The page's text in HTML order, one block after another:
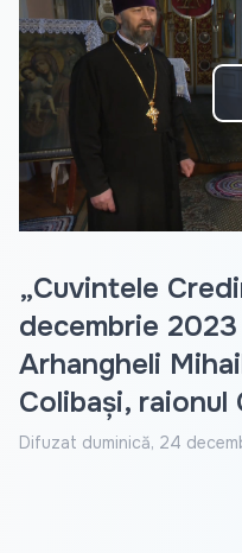
„Cuvintele
decembrie
Arhangheli
Colibași, raionul
Difuzat duminică, 24